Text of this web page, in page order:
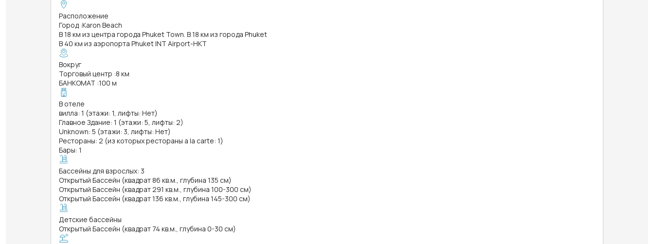
Расположение
Город :Karon Beach
В 18 км из центра города Phuket Town. В 18 км из города Phuket
В 40 км из аэропорта Phuket INT Airport-HKT
Вокруг
Торговый центр :8 км
БАНКОМАТ :100 м
В отеле
вилла: 1 (этажи: 1, лифты: Нет)
Главное Здание: 1 (этажи: 5, лифты: 2)
Unknown: 5 (этажи: 3, лифты: Нет)
Рестораны: 2 (из которых рестораны a la carte: 1)
Бары: 1
Бассейны для взрослых: 3
Открытый Бассейн (квадрат 86 кв.м., глубина 135 см)
Открытый Бассейн (квадрат 291 кв.м., глубина 100-300 см)
Открытый Бассейн (квадрат 136 кв.м., глубина 145-300 см)
Детские бассейны
Открытый Бассейн (квадрат 74 кв.м., глубина 0-30 см)